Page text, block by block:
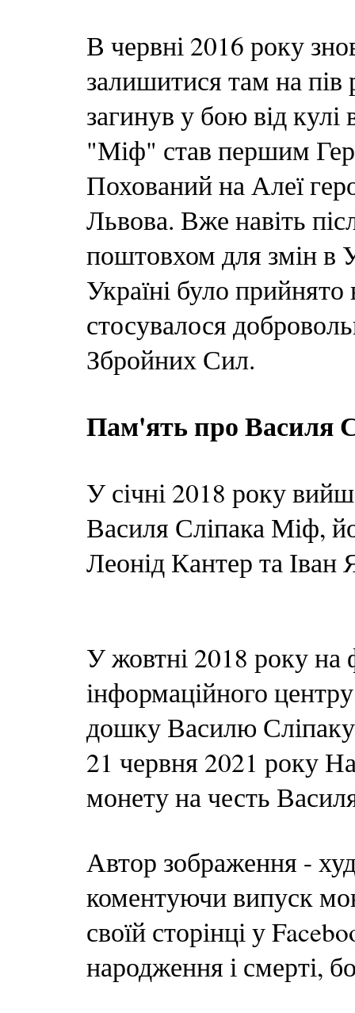
В червні 2016 року
залишитися там на
загинув у бою від
"Міф" став першим
Похований на Алеї
Львова. Вже навіть
поштовхом для змін в
Україні було прийнято
стосувалося
Збройних Сил.
Пам'ять про Василя
У січні 2018 року
Василя Сліпака Міф,
Леонід Кантер та Іван
У жовтні 2018 року на
інформаційного
дошку Василю
21 червня 2021 року
монету на честь
Автор зображення -
коментуючи випуск
своїй сторінці у
народження і смерті,